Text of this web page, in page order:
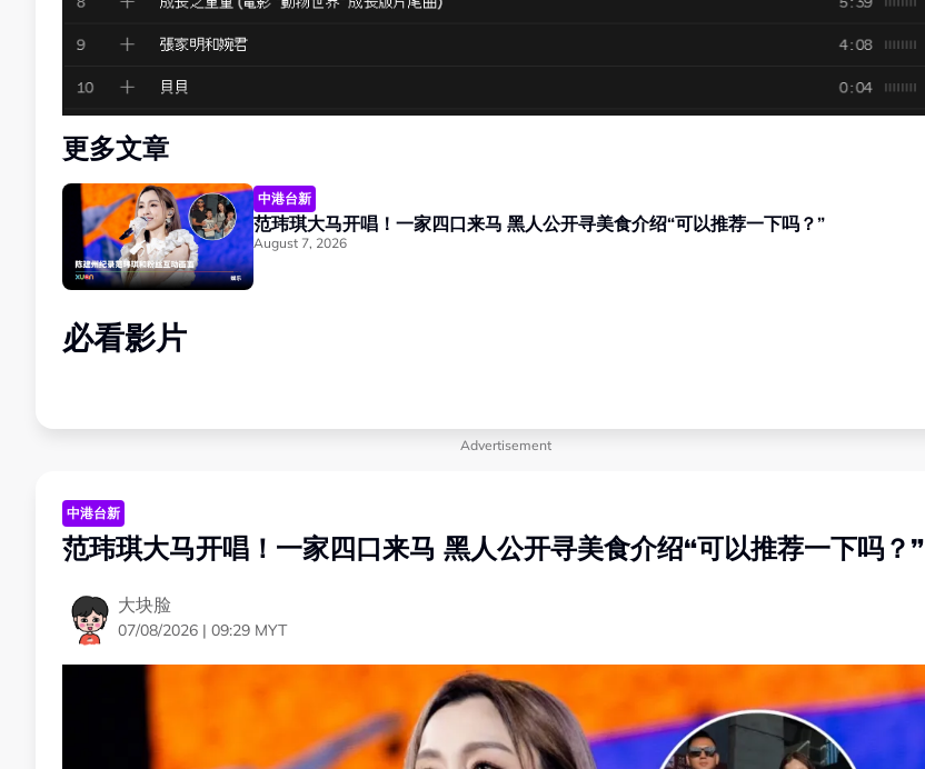
更多文章
中港台新
范玮琪大马开唱！一家四口来马 黑人公开寻美食介绍“可以推荐一下吗？”
August 7, 2026
必看影片
Advertisement
中港台新
范玮琪大马开唱！一家四口来马 黑人公开寻美食介绍“可以推荐一下吗？”
大块脸
07/08/2026 | 09:29 MYT